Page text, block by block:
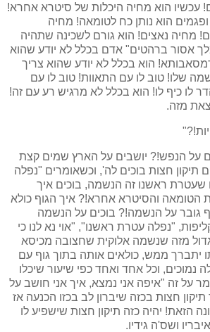
עכשיו הוא מחיה היכלות של סיטרא אחרא!
הוא נותן כח לטומאה! מחיה
מחיה נאצים! הוא גורם לשכינה שתהיה
אסור ברהטים" אדם בכלל לא יודע שהוא
הוא בכלל לא יודע שהוא צריך
שלו! טוב לו עם התאוות! טוב לו עם
לו כיף לו! הוא בכלל לא מרגיש רע עם זה!
מזה.
על הנפש!? יושבים על הארץ שמים קצת
חצות בוכים לה', וכשאומרים "נפלה
שעטרת ראשנו זה הנשמה, בוכים איך
הטומאה והסיטרא אחרא!? איך הגוף כולא
גובר על הנשמה!? בוכים על הנשמה
"נפלה עטרת ראשנו", "אוי נא לנו כי
גדול מזה שנשמה אלוקית שחצובה מכיסא
יתברך ממש, כולאים אותה בתוך גוף עם
נמוכים, וכל אחד ואחד כפי שיעור שיכלו
על זה "איפה אני נמצא, איך אני חושב על
חצות בכזה שיברון לב בכזו הכנעה אז
הזאת! יהיה כזה תיקון חצות שישפיע לו
ושס'ה גידיו.